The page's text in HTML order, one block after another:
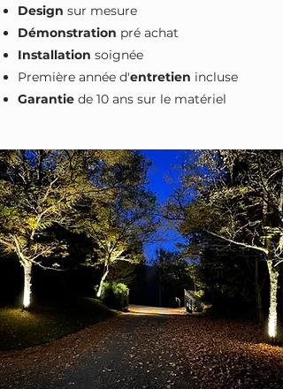
Design sur mesure
Démonstration pré achat
Installation soignée
Première année d'entretien incluse
Garantie de 10 ans sur le matériel